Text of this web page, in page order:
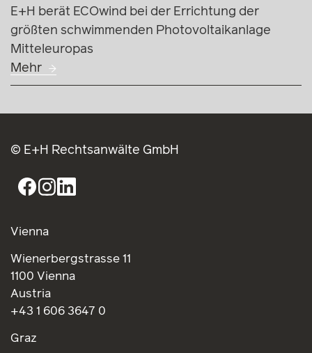
E+H berät ECOwind bei der Errichtung der
größten schwimmenden Photovoltaikanlage
Mitteleuropas
Mehr
© E+H Rechtsanwälte GmbH
Vienna
Wienerbergstrasse 11
1100 Vienna
Austria
+43 1 606 3647 0
Graz